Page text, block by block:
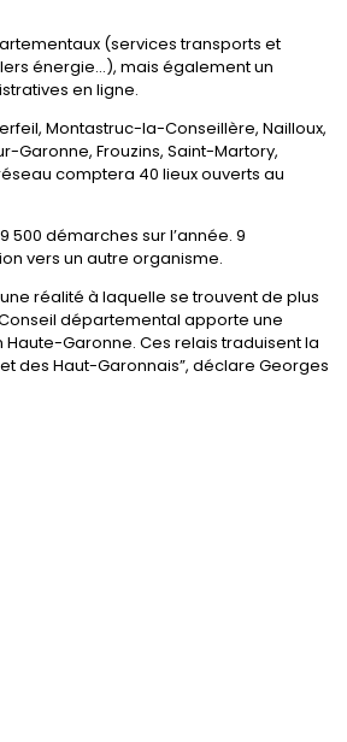
(services transports et
énergie…), mais également un
en ligne.
Montastruc-la-Conseillère, Nailloux,
Garonne, Frouzins, Saint-Martory,
comptera 40 lieux ouverts au
démarches sur l’année. 9
vers un autre organisme.
réalité à laquelle se trouvent de plus
départemental apporte une
Garonne. Ces relais traduisent la
des Haut-Garonnais”, déclare Georges